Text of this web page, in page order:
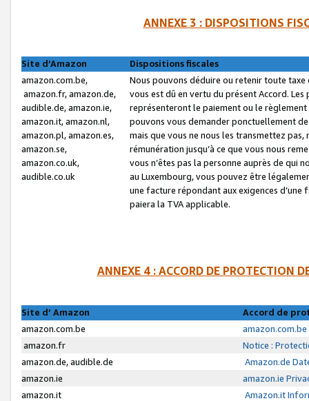
ANNEXE 3 : DISPOSITIONS
Site d’Amazon
Dispositions fiscales
amazon.com.be,
amazon.fr, amazon.de,
audible.de, amazon.ie,
amazon.it, amazon.nl,
amazon.pl, amazon.es,
amazon.se,
amazon.co.uk,
audible.co.uk
Nous pouvons déduire ou retenir toute
vous est dû en vertu du présent Accord.
représenteront le paiement ou le
pouvons vous demander ponctuellement
mais que vous ne nous les transmettez
rémunération jusqu’à ce que vous nous
vous n’êtes pas la personne auprès de qui
au Luxembourg, vous pouvez être
une facture répondant aux exigences
paiera la TVA applicable.
ANNEXE 4 : ACCORD DE PROTECTION
Site d’ Amazon
Accord de
amazon.com.be
amazon.fr
Notice :
amazon.de, audible.de
Amazon.de
amazon.ie
amazon.ie
amazon.it
Amazon.it